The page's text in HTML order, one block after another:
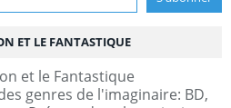
ET LE FANTASTIQUE
genres de l'imaginaire: BD,